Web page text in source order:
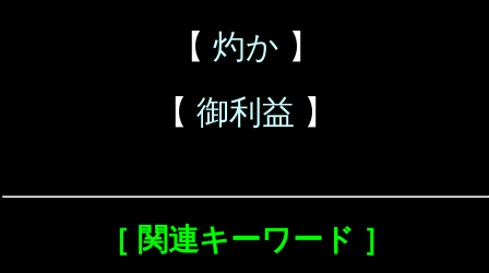
【 灼か 】
【 御利益 】
［ 関連キーワード ］